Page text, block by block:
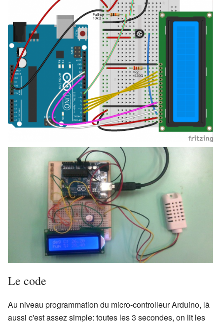
Le code
Au niveau programmation du micro-controlleur Arduino, là
aussi c'est assez simple: toutes les 3 secondes, on lit les